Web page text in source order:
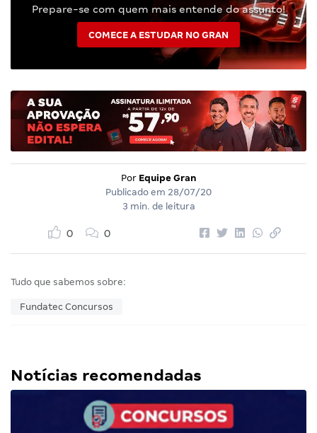
Prepare-se com quem mais entende do assunto!
COMECE A ESTUDAR NO GRAN
Por Equipe Gran
Publicado em 28/07/20
3 min. de leitura
0 0
Tudo que sabemos sobre:
Fundatec Concursos
Notícias recomendadas